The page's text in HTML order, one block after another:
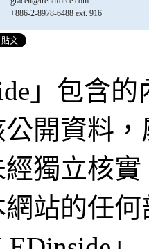
+886-2-8978-6488 ext. 916
」包含
開資料
獨立核
站的任